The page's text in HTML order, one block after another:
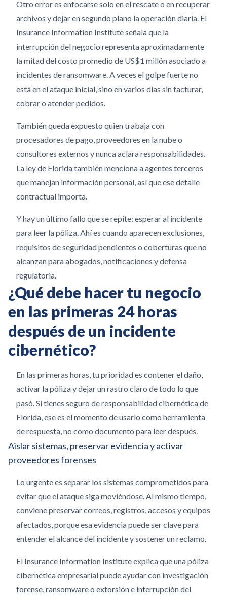
Otro error es enfocarse solo en el rescate o en recuperar
archivos y dejar en segundo plano la operación diaria. El
Insurance Information Institute señala que la
interrupción del negocio representa aproximadamente
la mitad del costo promedio de US$1 millón asociado a
incidentes de ransomware. A veces el golpe fuerte no
está en el ataque inicial, sino en varios días sin facturar,
cobrar o atender pedidos.
También queda expuesto quien trabaja con
procesadores de pago, proveedores en la nube o
consultores externos y nunca aclara responsabilidades.
La ley de Florida también menciona a agentes terceros
que manejan información personal, así que ese detalle
contractual importa.
Y hay un último fallo que se repite: esperar al incidente
para leer la póliza. Ahí es cuando aparecen exclusiones,
requisitos de seguridad pendientes o coberturas que no
alcanzan para abogados, notificaciones y defensa
regulatoria.
¿Qué debe hacer tu negocio
en las primeras 24 horas
después de un incidente
cibernético?
En las primeras horas, tu prioridad es contener el daño,
activar la póliza y dejar un rastro claro de todo lo que
pasó. Si tienes seguro de responsabilidad cibernética de
Florida, ese es el momento de usarlo como herramienta
de respuesta, no como documento para leer después.
Aislar sistemas, preservar evidencia y activar
proveedores forenses
Lo urgente es separar los sistemas comprometidos para
evitar que el ataque siga moviéndose. Al mismo tiempo,
conviene preservar correos, registros, accesos y equipos
afectados, porque esa evidencia puede ser clave para
entender el alcance del incidente y sostener un reclamo.
El Insurance Information Institute explica que una póliza
cibernética empresarial puede ayudar con investigación
forense, ransomware o extorsión e interrupción del